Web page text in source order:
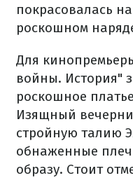
покрасовалась
роскошном
Для
войны. История"
роскошное
Изящный
стройную талию
обнаженные
образу. Стоит